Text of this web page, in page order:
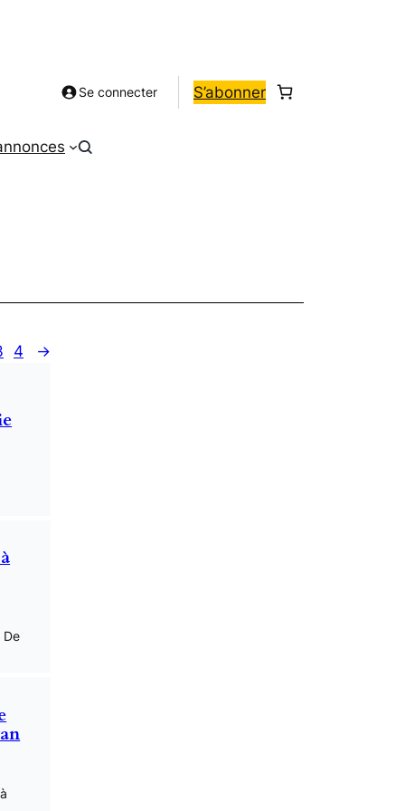
Se connecter S’abonner
4 →
De